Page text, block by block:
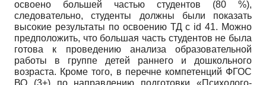
освоено большей частью студентов (80 %),
следовательно, студенты должны были показать
высокие результаты по освоению ТД с id41. Можно
предположить, что большая часть студентов не была
готова к проведению анализа образовательной
работы в группе детей раннего и дошкольного
возраста. Кроме того, в перечне компетен­ций ФГОС